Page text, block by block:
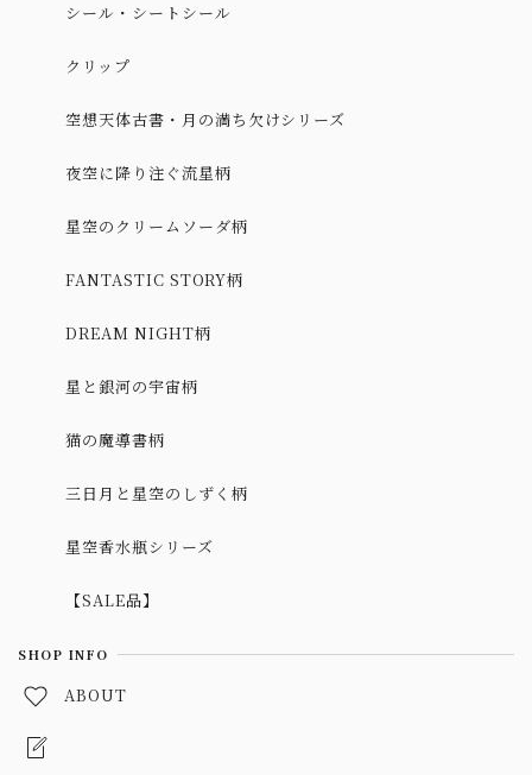
シール・シートシール
クリップ
空想天体古書・月の満ち欠けシリーズ
夜空に降り注ぐ流星柄
星空のクリームソーダ柄
FANTASTIC STORY柄
DREAM NIGHT柄
星と銀河の宇宙柄
猫の魔導書柄
三日月と星空のしずく柄
星空香水瓶シリーズ
【SALE品】
SHOP INFO
ABOUT